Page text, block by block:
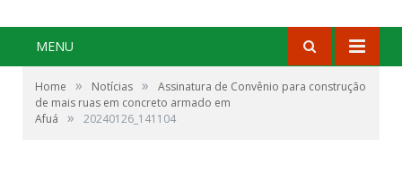
MENU
Home » Notícias »
Assinatura de Convênio para construção
de mais ruas em concreto armado em
Afuá
» 20240126_141104